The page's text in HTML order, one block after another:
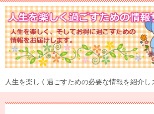
人生を楽しく過ごすための必要な情報を紹介し